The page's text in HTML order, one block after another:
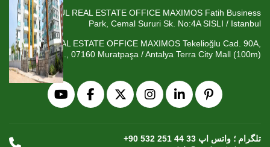
ISTANBUL REAL ESTATE OFFICE MAXIMOS Fatih Business
Park, Cemal Sururi Sk. No:4A SISLI / Istanbul
ANTALYA REAL ESTATE OFFICE MAXIMOS Tekelioğlu Cad. 90A,
Fener Mah., 07160 Muratpaşa / Antalya Terra City Mall (100m)
+90 532 251 44 33 تلگرام ؛ واتس اپ